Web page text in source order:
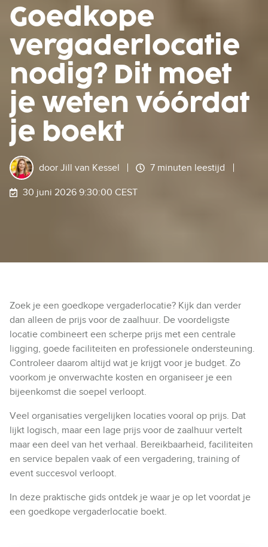
Goedkope
vergaderlocatie
nodig? Dit moet
je weten vóórdat
je boekt
door Jill van Kessel 7 minuten leestijd
30 juni 2026 9:30:00 CEST
Zoek je een goedkope vergaderlocatie? Kijk dan verder
dan alleen de prijs voor de zaalhuur. De voordeligste
locatie combineert een scherpe prijs met een centrale
ligging, goede faciliteiten en professionele ondersteuning.
Controleer daarom altijd wat je krijgt voor je budget. Zo
voorkom je onverwachte kosten en organiseer je een
bijeenkomst die soepel verloopt.
Veel organisaties vergelijken locaties vooral op prijs. Dat
lijkt logisch, maar een lage prijs voor de zaalhuur vertelt
maar een deel van het verhaal. Bereikbaarheid, faciliteiten
en service bepalen vaak of een vergadering, training of
event succesvol verloopt.
In deze praktische gids ontdek je waar je op let voordat je
een goedkope vergaderlocatie boekt.